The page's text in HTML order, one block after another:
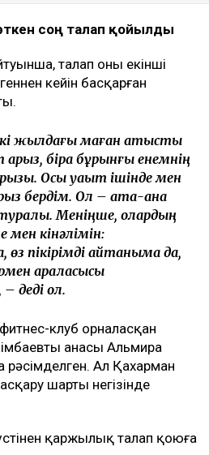
соң талап қойылды
талап оның екінші
кейін басқарған
жылдағы маған қатысты
бірақ бұрынғы енемнің
Осы уақыт ішінде мен
бердім. Ол – ата-ана
туралы. Меніңше, олардың
мен кінәлімін:
пікірімді айтқаныма да,
араласқысы
деді ол.
клуб орналасқан
анасы Альмира
рәсімделген. Ал Қахарман
шарты негізінде
қаржылық талап қоюға